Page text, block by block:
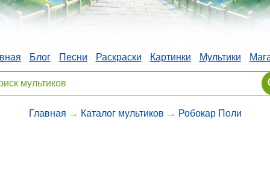
Блог Песни Раскраски Картинки Мультики
Главная → Каталог мультиков → Робокар Поли